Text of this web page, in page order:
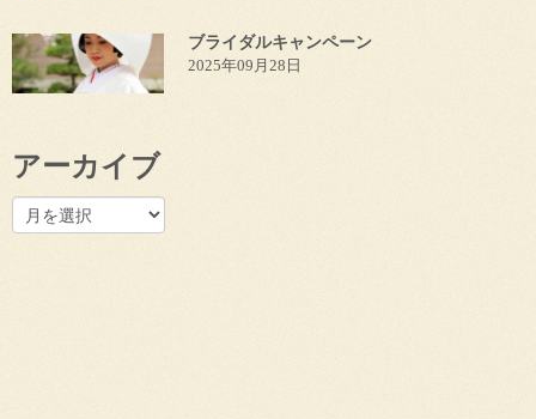
ブライダルキャンペーン
2025年09月28日
アーカイブ